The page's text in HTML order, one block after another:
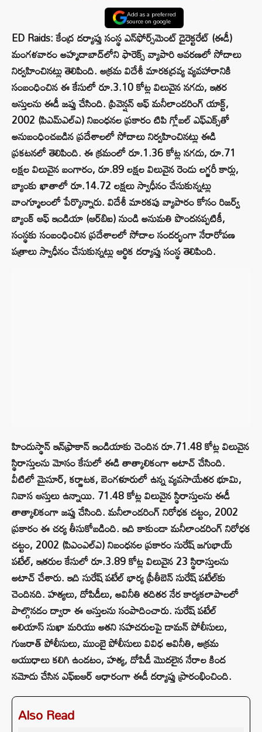
Add as a preferred
source on google
ED Raids: కేంద్ర దర్యాప్తు సంస్థ ఎన్‌ఫోర్స్‌మెంట్ డైరెక్టరేట్ (ఈడీ)
మంగళవారం అహ్మదాబాద్‌లోని ఫారెక్స్ వ్యాపారి ఆవరణలో సోదాలు
నిర్వహించినట్లు తెలిపింది. అక్రమ విదేశీ మారకద్రవ్య వ్యవహారానికి
సంబంధించిన ఈ కేసులో రూ.3.10 కోట్ల విలువైన నగదు, ఇతర
ఆస్తులను ఈడీ జప్తు చేసింది. ప్రివెన్షన్ ఆఫ్ మనీలాండరింగ్ యాక్ట్,
2002 (పిఎమ్‌ఎల్‌ఎ) నిబంధనల ప్రకారం టిపి గ్లోబల్ ఎఫ్‌ఎక్స్‌తో
అనుబంధించబడిన ప్రదేశాలలో సోదాలు నిర్వహించినట్లు ఈడి
ప్రకటనలో తెలిపింది. ఈ క్రమంలో రూ.1.36 కోట్ల నగదు, రూ.71
లక్షల విలువైన బంగారం, రూ.89 లక్షల విలువైన రెండు లగ్జరీ కార్లు,
బ్యాంకు ఖాతాలో రూ.14.72 లక్షలు స్వాధీనం చేసుకున్నట్లు
వాంగ్మూలంలో పేర్కొన్నారు. విదేశీ మారకపు వ్యాపారం కోసం రిజర్వ్
బ్యాంక్ ఆఫ్ ఇండియా (ఆర్‌బిఐ) నుండి అనుమతి పొందనప్పటికీ,
సంస్థకు సంబంధించిన ప్రదేశాలలో సోదాల సందర్భంగా నేరారోపణ
పత్రాలు స్వాధీనం చేసుకున్నట్లు ఆర్థిక దర్యాప్తు సంస్థ తెలిపింది.
హిందుస్థాన్ ఇన్‌ఫ్రాకాన్ ఇండియాకు చెందిన రూ.71.48 కోట్ల విలువైన
స్థిరాస్తులను మోసం కేసులో ఈడి తాత్కాలికంగా అటాచ్ చేసింది.
వీటిలో మైసూర్, కర్ణాటక, బెంగళూరులో ఉన్న వ్యవసాయేతర భూమి,
నివాస ఆస్తులు ఉన్నాయి. 71.48 కోట్ల విలువైన స్థిరాస్తులను ఈడీ
తాత్కాలికంగా జప్తు చేసింది. మనీలాండరింగ్ నిరోధక చట్టం, 2002
ప్రకారం ఈ చర్య తీసుకోబడింది. ఇది కాకుండా మనీలాండరింగ్ నిరోధక
చట్టం, 2002 (పిఎంఎల్‌ఎ) నిబంధనల ప్రకారం సురేష్ జగుభాయ్
పటేల్, ఇతరుల కేసులో రూ.3.89 కోట్ల విలువైన 23 స్థిరాస్తులను
అటాచ్ చేశారు. ఇది సురేష్ పటేల్ భార్య ప్రీతీబెన్ సురేష్ పటేల్‌కు
చెందినది. హత్యలు, దోపిడీలు, అవినీతి తదితర నేర కార్యకలాపాలలో
పాల్గొనడం ద్వారా ఈ ఆస్తులను సంపాదించారు. సురేష్ పటేల్
అలియాస్ సుఖా మరియు అతని సహచరులపై డామన్ పోలీసులు,
గుజరాత్ పోలీసులు, ముంబై పోలీసులు వివిధ అవినీతి, అక్రమ
ఆయుధాలు కలిగి ఉండటం, హత్య, దోపిడీ మొదలైన నేరాల కింద
నమోదు చేసిన ఎఫ్‌ఐఆర్ ఆధారంగా ఈడీ దర్యాప్తు ప్రారంభించింది.
Also Read